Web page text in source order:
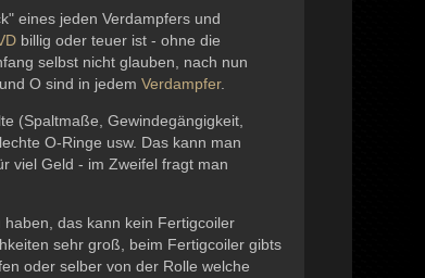
eines jeden Verdampfers und
billig oder teuer ist - ohne die
selbst nicht glauben, nach nun
O sind in jedemVerdampfer.
(Spaltmaße, Gewindegängigkeit,
O-Ringe usw. Das kann man
viel Geld - im Zweifel fragt man
das kann kein Fertigcoiler
sehr groß, beim Fertigcoiler gibts
oder selber von der Rolle welche